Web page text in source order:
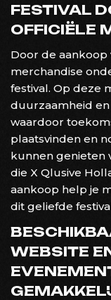
FESTIVAL
OFFICIËLE
Door de aankoop
merchandise
festival. Op deze
duurzaamheid
waardoor
plaatsvinden en
kunnen genieten
die X Qlusive
aankoop help je
dit geliefde
WEBSITE